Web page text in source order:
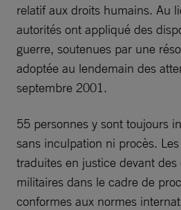
relatif aux droits humains. Au
autorités ont appliqué des
guerre, soutenues par une
adoptée au lendemain des
septembre 2001.
55 personnes y sont toujours
sans inculpation ni procès.
traduites en justice devant des
militaires dans le cadre de
conformes aux normes